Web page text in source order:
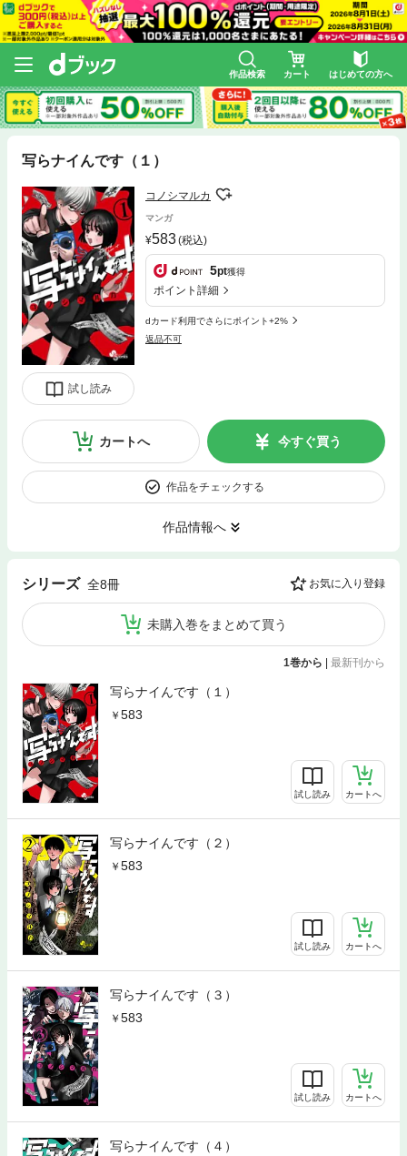
作品検索 カート はじめての方へ
写らナイんです（１）
試し読み
コノシマルカ
マンガ
583(税込)
5pt獲得
ポイント詳細
dカード利用でさらにポイント+2%
返品不可
カートへ 今すぐ買う
作品をチェックする
作品情報へ
シリーズ 全8冊 お気に入り登録
未購入巻をまとめて買う
1巻から 最新刊から
写らナイんです（１）
583
試し読み カートへ
写らナイんです（２）
583
試し読み カートへ
写らナイんです（３）
583
試し読み カートへ
写らナイんです（４）